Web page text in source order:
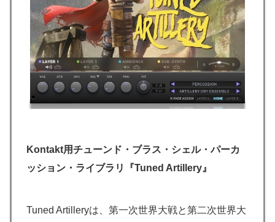
Kontakt用チューンド・ブラス・シェル・パーカ
ッション・ライブラリ『Tuned Artillery』
Tuned Artilleryは、第一次世界大戦と第二次世界大